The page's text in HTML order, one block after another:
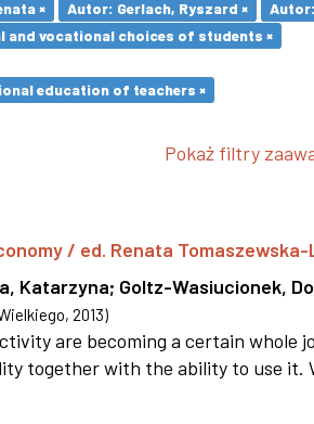
× Autor: Gerlach, Ryszard ×
and vocational choices of students ×
education of teachers ×
Pokaż filtry
/ ed. Renata Tomaszewska-
Katarzyna; Goltz-Wasiucionek,
, 2013)
are becoming a certain whole
together with the ability to use it.